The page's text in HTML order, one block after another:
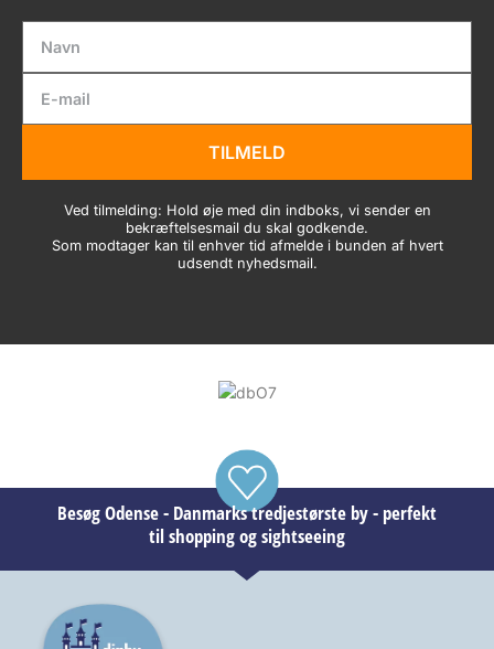
TILMELD
Ved tilmelding: Hold øje med din indboks, vi sender en
bekræftelsesmail du skal godkende.
Som modtager kan til enhver tid afmelde i bunden af hvert
udsendt nyhedsmail.
Besøg Odense - Danmarks tredjestørste by - perfekt
til shopping og sightseeing